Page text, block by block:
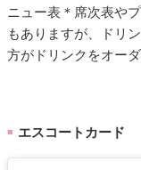
ニュー表＊席次表や
もありますが、ドリ
方がドリンクをオー
■ エスコートカード